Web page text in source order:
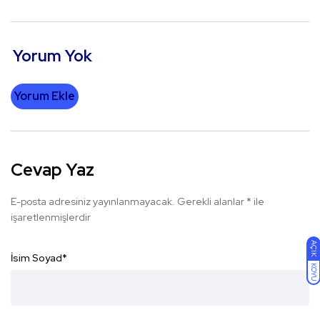
AÇIK
KOYU
Yorum Yok
Yorum Ekle
Cevap Yaz
E-posta adresiniz yayınlanmayacak. Gerekli alanlar * ile
işaretlenmişlerdir
İsim Soyad*